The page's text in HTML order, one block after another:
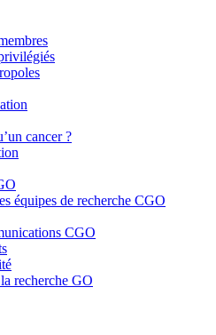
cancer ?
équipes de recherche CGO
CGO
recherche GO